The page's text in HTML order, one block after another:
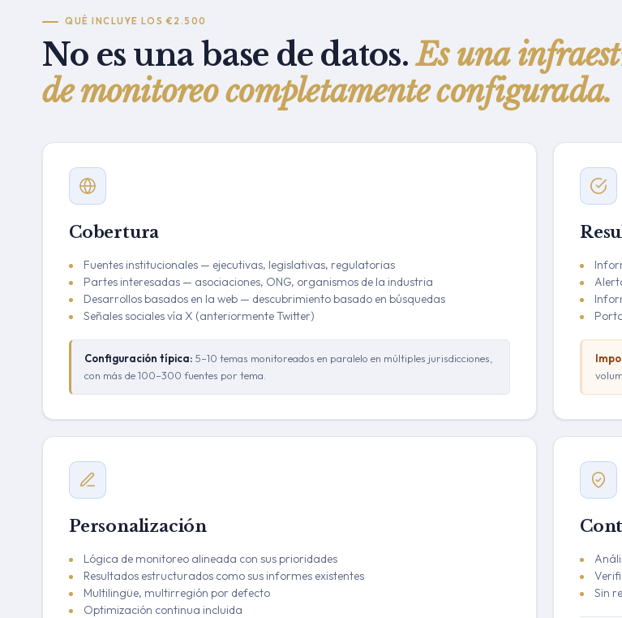
QUÉ INCLUYE LOS €2.500
No es una base de datos.Es una
de monitoreo completamente configurada.
Cobertura
Fuentes institucionales — ejecutivas, legislativas, regulatorias
Partes interesadas — asociaciones, ONG, organismos de la industria
Desarrollos basados en la web — descubrimiento basado en búsquedas
Señales sociales vía X (anteriormente Twitter)
Configuración típica: 5–10 temas monitoreados en paralelo en múltiples jurisdicciones,
con más de 100–300 fuentes por tema.
Personalización
Lógica de monitoreo alineada con sus prioridades
Resultados estructurados como sus informes existentes
Multilingüe, multirregión por defecto
Optimización continua incluida
Sin